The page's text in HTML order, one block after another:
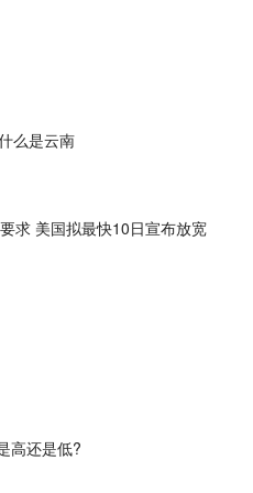
么是云南
求 美国拟最快10日宣布放宽
高还是低?